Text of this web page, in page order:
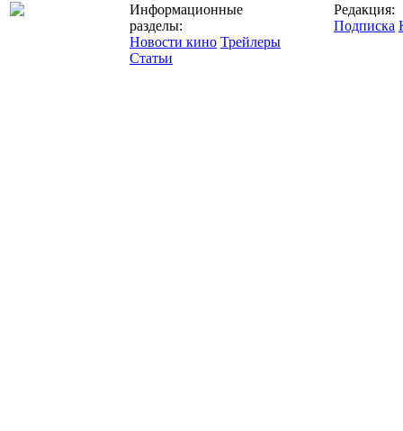
Информационные
разделы:
Новости кино Трейлеры
Статьи
Редакция:
Подписка